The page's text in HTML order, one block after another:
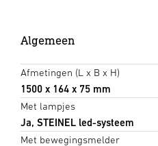
Algemeen
Afmetingen (L x B x H)
1500 x 164 x 75 mm
Met lampjes
Ja, STEINEL led-systeem
Met bewegingsmelder